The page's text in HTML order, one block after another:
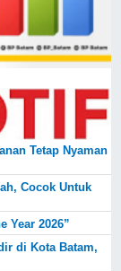
Tetap Nyaman
Cocok Untuk
Year 2026”
di Kota Batam,